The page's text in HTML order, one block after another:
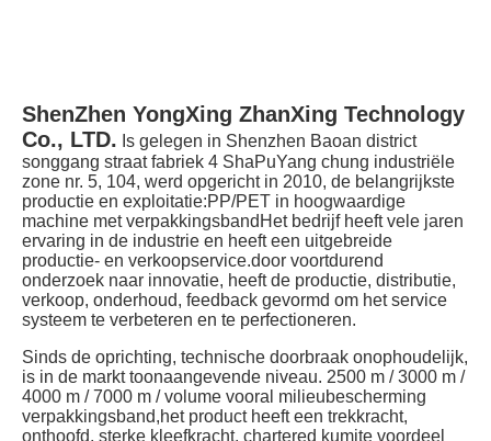
ShenZhen YongXing ZhanXing Technology
Co., LTD. Is gelegen in Shenzhen Baoan district
songgang straat fabriek 4 ShaPuYang chung industriële
zone nr. 5, 104, werd opgericht in 2010, de belangrijkste
productie en exploitatie:PP/PET in hoogwaardige
machine met verpakkingsbandHet bedrijf heeft vele jaren
ervaring in de industrie en heeft een uitgebreide
productie- en verkoopservice.door voortdurend
onderzoek naar innovatie, heeft de productie, distributie,
verkoop, onderhoud, feedback gevormd om het service
systeem te verbeteren en te perfectioneren.
Sinds de oprichting, technische doorbraak onophoudelijk,
is in de markt toonaangevende niveau. 2500 m / 3000 m /
4000 m / 7000 m / volume vooral milieubescherming
verpakkingsband,het product heeft een trekkracht,
onthoofd, sterke kleefkracht, chartered kumite voordeel